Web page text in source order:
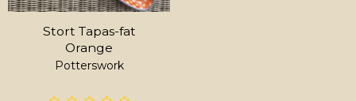
Stort Tapas-fat
Orange
Potterswork